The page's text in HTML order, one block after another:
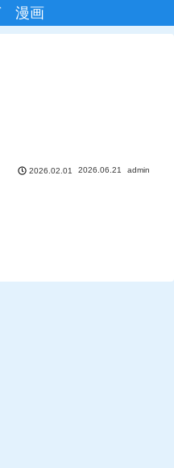
漫画
2026.02.01 2026.06.21 admin